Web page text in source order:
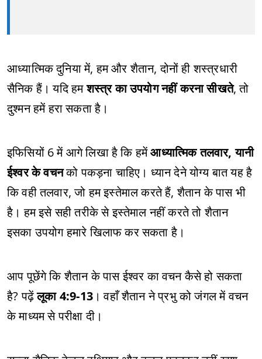
आध्यात्मिक दुनिया में, हम और शैतान, दोनों ही शस्त्रधारी
सैनिक हैं। यदि हमशस्त्र का उपयोग नहीं करना सीखते, तो
दुश्मन हमें हरा सकता है।
इफिसियों 6 में आगे लिखा है कि हमेंआध्यात्मिक तलवार, यानी
ईश्वर के वचनको पकड़ना चाहिए। ध्यान देने योग्य बात यह है
कि वही तलवार, जो हम इस्तेमाल करते हैं, शैतान के पास भी
है। हम इसे सही तरीके से इस्तेमाल नहीं करते तो शैतान
इसका उपयोग हमारे खिलाफ कर सकता है।
आप पूछेंगे कि शैतान के पास ईश्वर का वचन कैसे हो सकता
है? पढ़ेंलूका 4:9-13 । वहाँ शैतान ने प्रभु को जंगल में वचन
के माध्यम से परीक्षा दी।